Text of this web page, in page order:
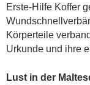
Erste-Hilfe Koffer
Körperteile
Urkunde und ihre
Lust in der